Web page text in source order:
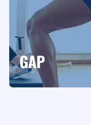
GAP